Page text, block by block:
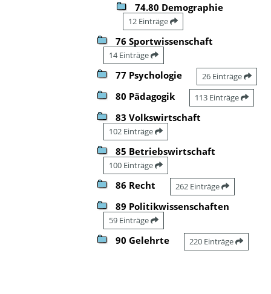
74.80 Demographie
12 Einträge
76 Sportwissenschaft
14 Einträge
77 Psychologie 26 Einträge
80 Pädagogik 113 Einträge
83 Volkswirtschaft
102 Einträge
85 Betriebswirtschaft
100 Einträge
86 Recht 262 Einträge
89 Politikwissenschaften
59 Einträge
90 Gelehrte 220 Einträge